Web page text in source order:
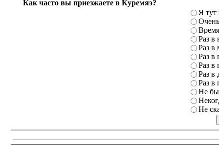
Как часто вы приезжаете в Куремяэ?
Я тут
Раз в
Раз в
Раз в
Раз в
Раз в
Раз в
Не
Не